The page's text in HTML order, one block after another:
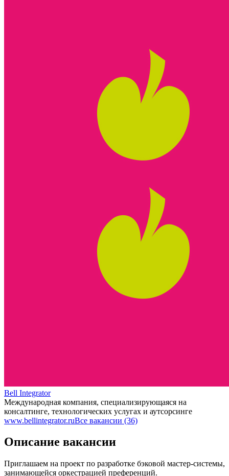
Bell Integrator
Международная компания, специализирующаяся на
консалтинге, технологических услугах и аутсорсинге
www.bellintegrator.ruВсе вакансии (36)
Описание вакансии
Приглашаем на проект по разработке бэковой мастер-системы,
занимающейся оркестрацией преференций.